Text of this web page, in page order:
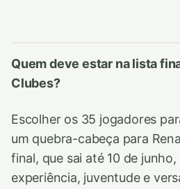
Quem deve estar na lista
Clubes?
Escolher os 35 jogadores
um quebra-cabeça para
final, que sai até 10 de
experiência, juventude e